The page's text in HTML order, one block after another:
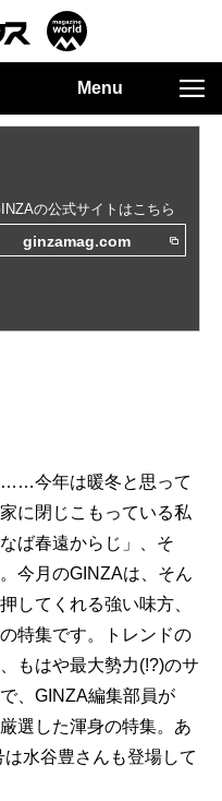
Menu
の公式サイトはこちら
ginzamag.com
……今年は暖冬と思って
に閉じこもっている私
ば春遠からじ」、そ
今月のGINZAは、そん
してくれる強い味方、
特集です。トレンドの
もはや最大勢力(!?)のサ
、GINZA編集部員が
選した渾身の特集。あ
水谷豊さんも登場して